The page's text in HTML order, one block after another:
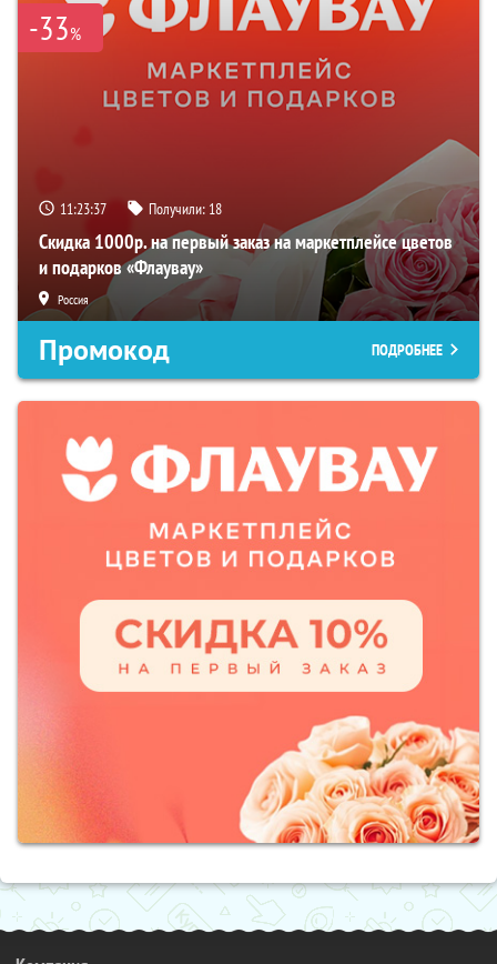
-33%
11:23:36 Получили: 18
Скидка 1000р. на первый заказ на маркетплейсе цветов
и подарков «Флаувау»
Россия
Промокод ПОДРОБНЕЕ